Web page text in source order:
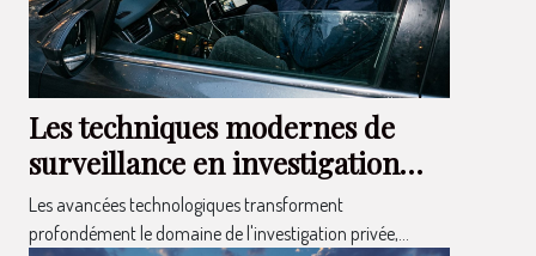
Les techniques modernes de
surveillance en investigation
privée : Entre efficacité et
éthique
Les avancées technologiques transforment
profondément le domaine de l'investigation privée,...